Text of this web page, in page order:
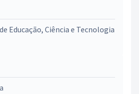
Educação, Ciência e Tecnologia